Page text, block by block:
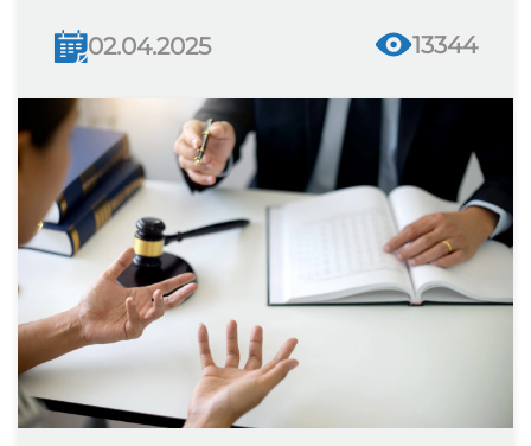
02.04.2025 13344